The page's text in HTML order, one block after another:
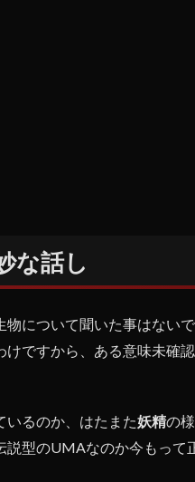
な話し
物について聞いた事はない
ですから、ある意味未確
いるのか、はたまた妖精の
型のUMAなのか今もって